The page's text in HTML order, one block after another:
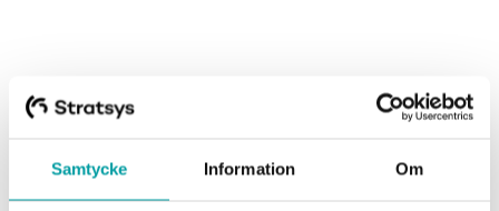
Samtycke Information Om